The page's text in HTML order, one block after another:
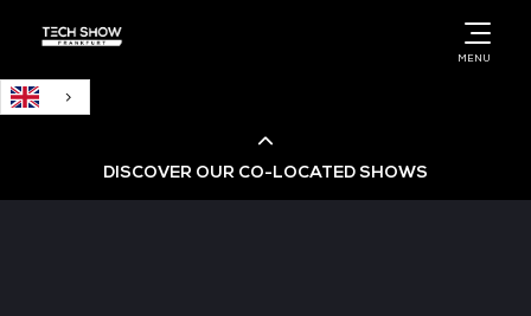
MENU
DISCOVER OUR CO-LOCATED SHOWS